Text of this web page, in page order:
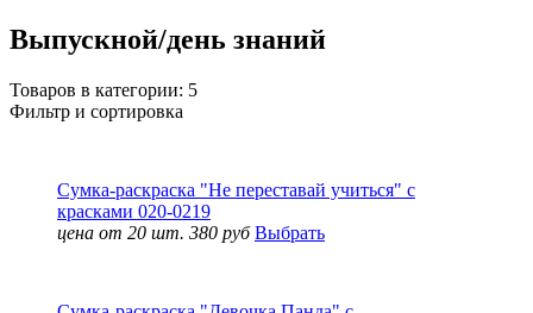
Выпускной/день знаний
Товаров в категории: 5
Фильтр и сортировка
Сумка-раскраска "Не переставай учиться" с
красками 020-0219
цена от 20 шт. 380 руб Выбрать